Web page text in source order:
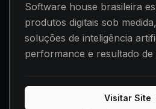
Software house brasileira
produtos digitais sob
soluções de inteligência
performance e resultado de
Visitar Site